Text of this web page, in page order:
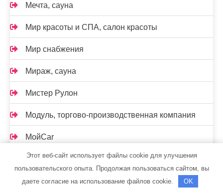
Мечта, сауна
Мир красоты и СПА, салон красоты
Мир снабжения
Мираж, сауна
Мистер Рулон
Модуль, торгово-производственная компания
МойCar
Муниципальная баня
Мытищинские бани
Этот веб-сайт использует файлы cookie для улучшения
пользовательского опыта. Продолжая пользоваться сайтом, вы
даете согласие на использование файлов cookie.
OK